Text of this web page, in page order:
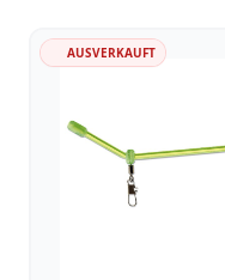
AUSVERKAUFT